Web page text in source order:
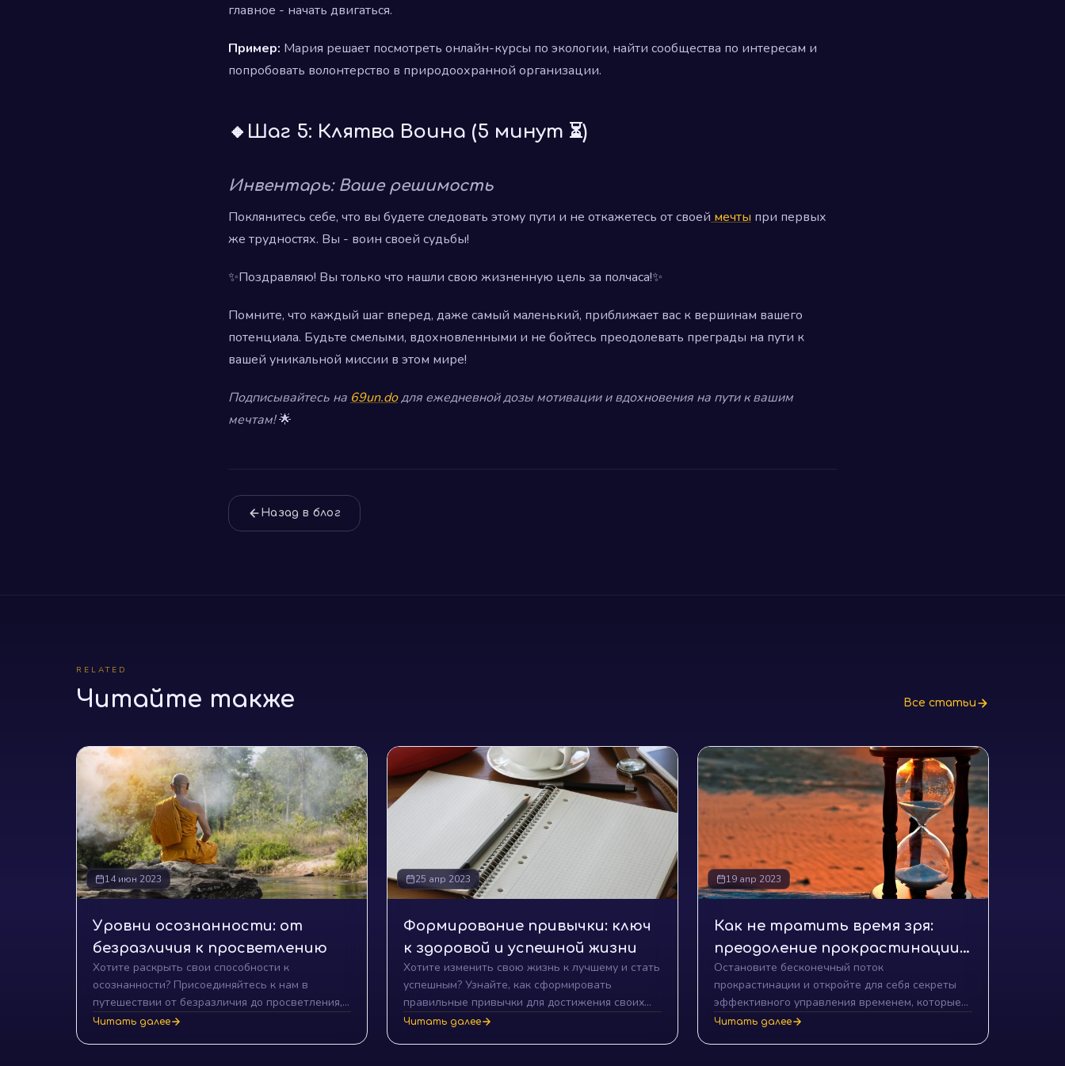
главное - начать двигаться.
Пример: Мария решает посмотреть онлайн-курсы по экологии, найти сообщества по интересам и
попробовать волонтерство в природоохранной организации.
🔸Шаг 5: Клятва Воина (5 минут ⏳)
Инвентарь: Ваше решимость
Поклянитесь себе, что вы будете следовать этому пути и не откажетесь от своей мечты при первых
же трудностях. Вы - воин своей судьбы!
✨Поздравляю! Вы только что нашли свою жизненную цель за полчаса!✨
Помните, что каждый шаг вперед, даже самый маленький, приближает вас к вершинам вашего
потенциала. Будьте смелыми, вдохновленными и не бойтесь преодолевать преграды на пути к
вашей уникальной миссии в этом мире!
Подписывайтесь на 69un.doдля ежедневной дозы мотивации и вдохновения на пути к вашим
мечтам!🌟
Назад в блог
RELATED
Читайте также Все статьи
14 июн 2023
Уровни осознанности: от
безразличия к просветлению
Хотите раскрыть свои способности к
осознанности? Присоединяйтесь к нам в
путешествии от безразличия до просветления,
и узнайте, как уровни осознанности могут
Читать далее
25 апр 2023
Формирование привычки: ключ
к здоровой и успешной жизни
Хотите изменить свою жизнь к лучшему и стать
успешным? Узнайте, как сформировать
правильные привычки для достижения своих
целей!
Читать далее
19 апр 2023
Как не тратить время зря:
преодоление прокрастинации
и достижение успеха в борьбе с
Законом Паркинсона
Остановите бесконечный поток
прокрастинации и откройте для себя секреты
эффективного управления временем, которые
помогут вам достигнуть успеха, избегая
Читать далее